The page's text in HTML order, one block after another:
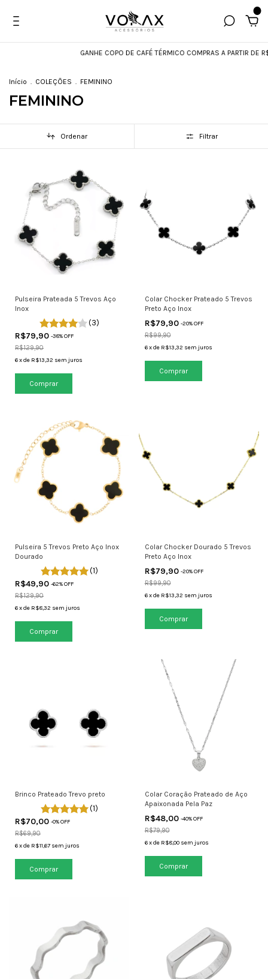
GANHE COPO DE CAFÉ TÉRMICO COMPRAS A PARTIR DE R$599
Início . COLEÇÕES . FEMININO
FEMININO
Ordenar Filtrar
Pulseira Prateada 5 Trevos Aço
Inox
(3)
R$79,90 -38% OFF
R$129,90
6xde R$13,32 sem juros
Colar Chocker Prateado 5 Trevos
Preto Aço Inox
R$79,90 -20% OFF
R$99,90
6 xde R$13,32 sem juros
Pulseira 5 Trevos Preto Aço Inox
Dourado
(1)
R$49,90 -62% OFF
R$129,90
6xde R$8,32 sem juros
Colar Chocker Dourado 5 Trevos
Preto Aço Inox
R$79,90 -20% OFF
R$99,90
6 xde R$13,32 sem juros
Brinco Prateado Trevo preto
(1)
R$70,00 -0% OFF
R$69,90
6xde R$11,67 sem juros
Colar Coração Prateado de Aço
Apaixonada Pela Paz
R$48,00 -40% OFF
R$79,90
6 xde R$8,00 sem juros